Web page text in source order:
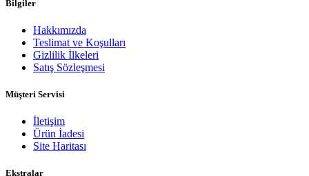
Bilgiler
Hakkımızda
Teslimat ve Koşulları
Gizlilik İlkeleri
Satış Sözleşmesi
Müşteri Servisi
İletişim
Ürün İadesi
Site Haritası
Ekstralar